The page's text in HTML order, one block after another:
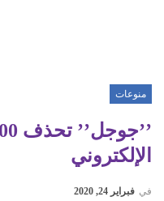
منوعات
الإلكتروني
في فبراير 24, 2020